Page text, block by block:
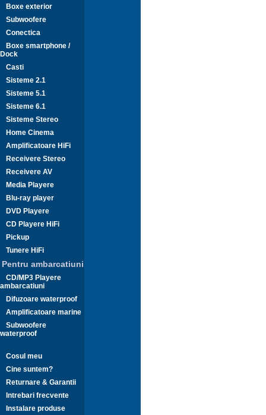
Boxe exterior
Subwoofere
Conectica
Boxe smartphone /
Dock
Casti
Sisteme 2.1
Sisteme 5.1
Sisteme 6.1
Sisteme Stereo
Home Cinema
Amplificatoare HiFi
Receivere Stereo
Receivere AV
Media Playere
Blu-ray player
DVD Playere
CD Playere HiFi
Pickup
Tunere HiFi
Pentru ambarcatiuni
CD/MP3 Playere
ambarcatiuni
Difuzoare waterproof
Amplificatoare marine
Subwoofere
waterproof
Cosul meu
Cine suntem?
Returnare & Garantii
Intrebari frecvente
Instalare produse